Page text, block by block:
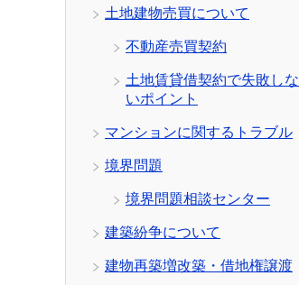
土地建物売買について
不動産売買契約
土地賃貸借契約で失敗しな
いポイント
マンションに関するトラブル
境界問題
境界問題相談センター
建築紛争について
建物再築増改築・借地権譲渡